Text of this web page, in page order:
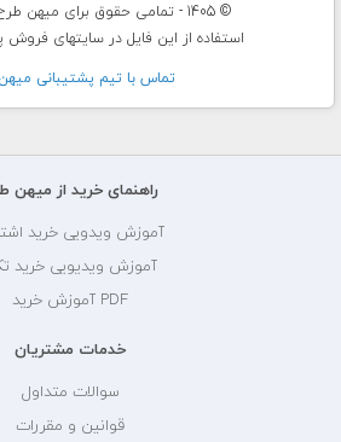
© 1405 - تمامی حقوق برای میهن طرح محفوظ است.
استفاده از این فایل در سایتهای فروش
تماس با تيم پشتيبانی
راهنمای خرید از میهن
آموزش ویدویی خرید
آموزش ویدیویی خرید
PDF آموزش خرید
خدمات مشتریان
سوالات متداول
قوانین و مقررات